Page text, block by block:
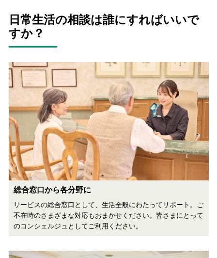
日常生活の相談は誰にすればいいで
すか？
総合窓口から各分野に
サービスの総合窓口として、生活全般にわたってサポート。ご
不在時のさまざまな対応もおまかせください。皆さまにとって
のコンシェルジュとしてご利用ください。